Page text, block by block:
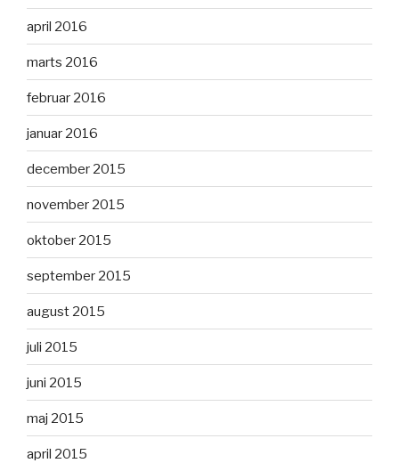
april 2016
marts 2016
februar 2016
januar 2016
december 2015
november 2015
oktober 2015
september 2015
august 2015
juli 2015
juni 2015
maj 2015
april 2015